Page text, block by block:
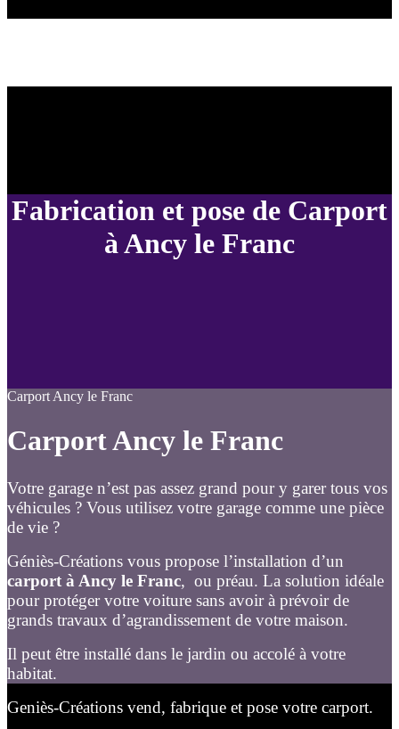
Fabrication et pose de Carport
à Ancy le Franc
Carport Ancy le Franc
Carport Ancy le Franc
Votre garage n’est pas assez grand pour y garer tous vos
véhicules ? Vous utilisez votre garage comme une pièce
de vie ?
Géniès-Créations vous propose l’installation d’un
carport à Ancy le Franc, ou préau. La solution idéale
pour protéger votre voiture sans avoir à prévoir de
grands travaux d’agrandissement de votre maison.
Il peut être installé dans le jardin ou accolé à votre
habitat.
Geniès-Créations vend, fabrique et pose votre carport.